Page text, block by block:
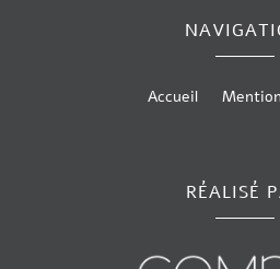
Accueil
RÉALISÉ